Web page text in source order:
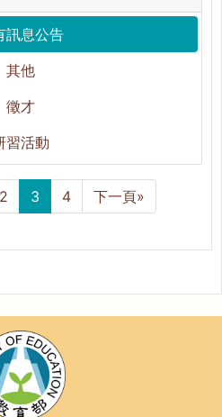
訊息公告
其他
徵才
習活動
2 3 4 下一頁»